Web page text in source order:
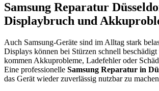
Samsung Reparatur
Displaybruch und
Auch Samsung-Geräte sind im Alltag stark
Displays können bei Stürzen schnell
kommen Akkuprobleme, Ladefehler oder
Eine professionelle Samsung Reparatur in
das Gerät wieder zuverlässig nutzbar zu